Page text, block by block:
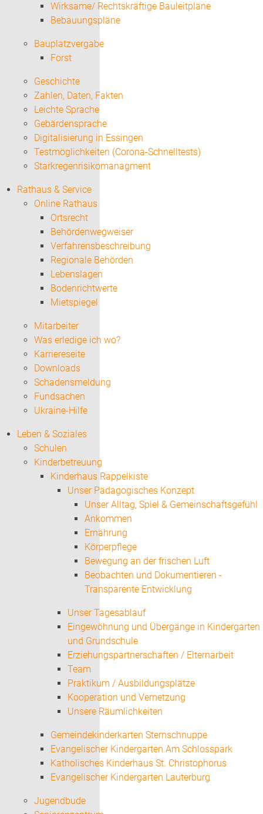
Wirksame/ Rechtskräftige Bauleitpläne
Bebauungspläne
Bauplatzvergabe
Forst
Geschichte
Zahlen, Daten, Fakten
Leichte Sprache
Gebärdensprache
Digitalisierung in Essingen
Testmöglichkeiten (Corona-Schnelltests)
Starkregenrisikomanagment
Rathaus & Service
Online Rathaus
Ortsrecht
Behördenwegweiser
Verfahrensbeschreibung
Regionale Behörden
Lebenslagen
Bodenrichtwerte
Mietspiegel
Mitarbeiter
Was erledige ich wo?
Karriereseite
Downloads
Schadensmeldung
Fundsachen
Ukraine-Hilfe
Leben & Soziales
Schulen
Kinderbetreuung
Kinderhaus Rappelkiste
Unser Pädagogisches Konzept
Unser Alltag, Spiel & Gemeinschaftsgefühl
Ankommen
Ernährung
Körperpflege
Bewegung an der frischen Luft
Beobachten und Dokumentieren -
Transparente Entwicklung
Unser Tagesablauf
Eingewöhnung und Übergänge in Kindergarten
und Grundschule
Erziehungspartnerschaften / Elternarbeit
Team
Praktikum / Ausbildungsplätze
Kooperation und Vernetzung
Unsere Räumlichkeiten
Gemeindekinderkarten Sternschnuppe
Evangelischer Kindergarten Am Schlosspark
Katholisches Kinderhaus St. Christophorus
Evangelischer Kindergarten Lauterburg
Jugendbude